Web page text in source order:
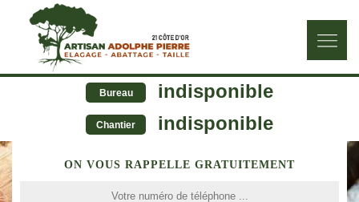
Bureau indisponible
Chantier indisponible
ON VOUS RAPPELLE GRATUITEMENT